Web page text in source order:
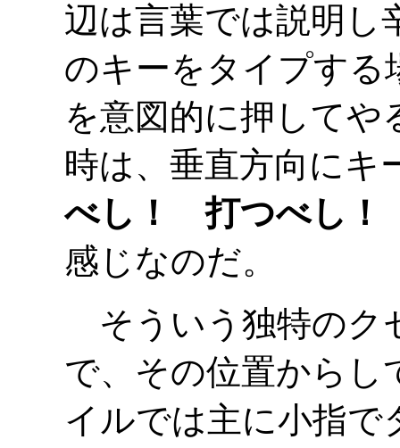
辺は言葉では説明し
のキーをタイプする
を意図的に押してや
時は、垂直方向にキ
べし！ 打つべし！
感じなのだ。
そういう独特のク
で、その位置から
イルでは主に小指